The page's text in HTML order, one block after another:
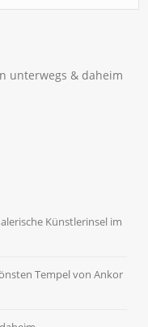
unterwegs & daheim
Künstlerinsel im
Tempel von Ankor